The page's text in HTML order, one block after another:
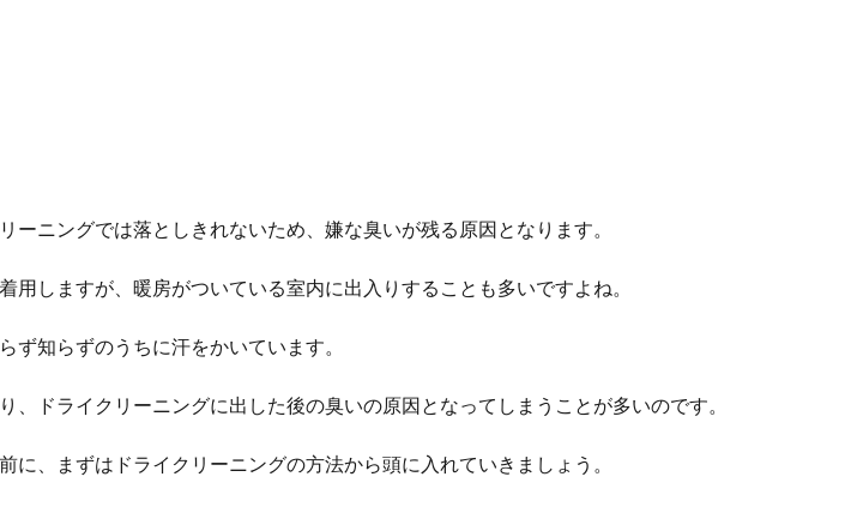
ーニングでは落としきれないため、嫌な臭いが残る原因となります。
用しますが、暖房がついている室内に出入りすることも多いですよね。
ず知らずのうちに汗をかいています。
、ドライクリーニングに出した後の臭いの原因となってしまうことが多いのです。
に、まずはドライクリーニングの方法から頭に入れていきましょう。